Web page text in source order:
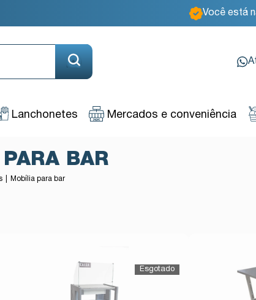
Você está
Lanchonetes Mercados e conveniência
BAR
Mobília para bar